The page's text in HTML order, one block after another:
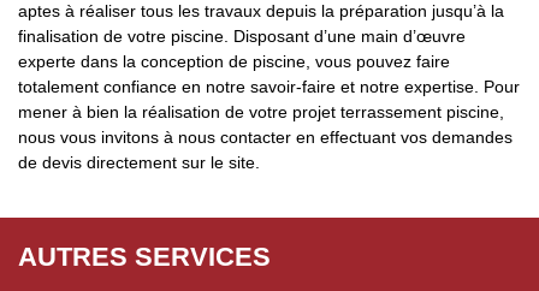
aptes à réaliser tous les travaux depuis la préparation jusqu’à la
finalisation de votre piscine. Disposant d’une main d’œuvre
experte dans la conception de piscine, vous pouvez faire
totalement confiance en notre savoir-faire et notre expertise. Pour
mener à bien la réalisation de votre projet terrassement piscine,
nous vous invitons à nous contacter en effectuant vos demandes
de devis directement sur le site.
AUTRES SERVICES